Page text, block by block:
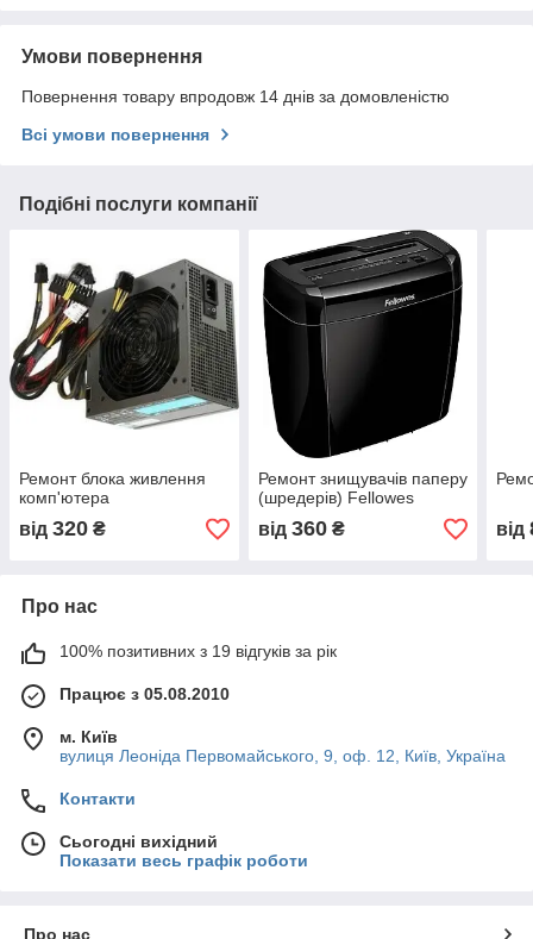
Умови повернення
Повернення товару впродовж 14 днів за домовленістю
Всі умови повернення
Подібні послуги компанії
Ремонт блока живлення
комп'ютера
від 320 ₴
Ремонт знищувачів паперу
(шредерів) Fellowes
від 360₴ від
Про нас
100% позитивних з 19 відгуків за рік
Працює з 05.08.2010
м. Київ
вулиця Леоніда Первомайського, 9, оф. 12, Київ, Україна
Контакти
Сьогодні вихідний
Показати весь графік роботи
Про нас